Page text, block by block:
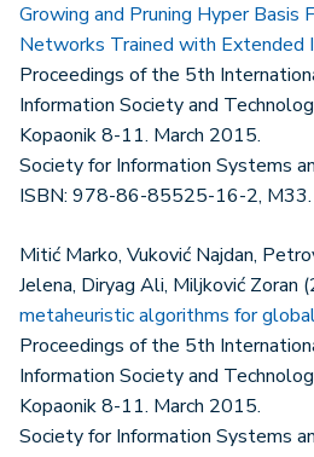
Growing and Pruning Hyper Basis
Networks Trained with Extended
Proceedings of the 5th
Information Society and
Kopaonik 8-11. March 2015.
Society for Information Systems
ISBN: 978-86-85525-16-2, M33.
Mitić Marko, Vuković Najdan,
Jelena, Diryag Ali, Miljković Zoran
metaheuristic algorithms for
Proceedings of the 5th
Information Society and
Kopaonik 8-11. March 2015.
Society for Information Systems